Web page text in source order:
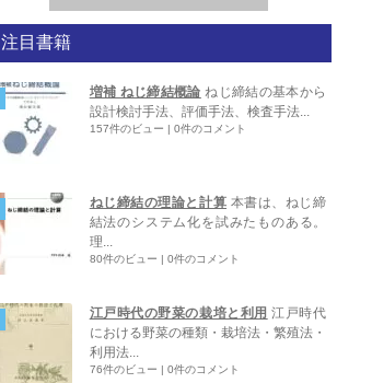
注目書籍
増補 ねじ締結概論 ねじ締結の基本から
設計検討手法、評価手法、検査手法...
157件のビュー | 0件のコメント
ねじ締結の理論と計算 本書は、ねじ締
結法のシステム化を試みたものある。
理...
80件のビュー | 0件のコメント
江戸時代の野菜の栽培と利用 江戸時代
における野菜の種類・栽培法・繁殖法・
利用法...
76件のビュー | 0件のコメント